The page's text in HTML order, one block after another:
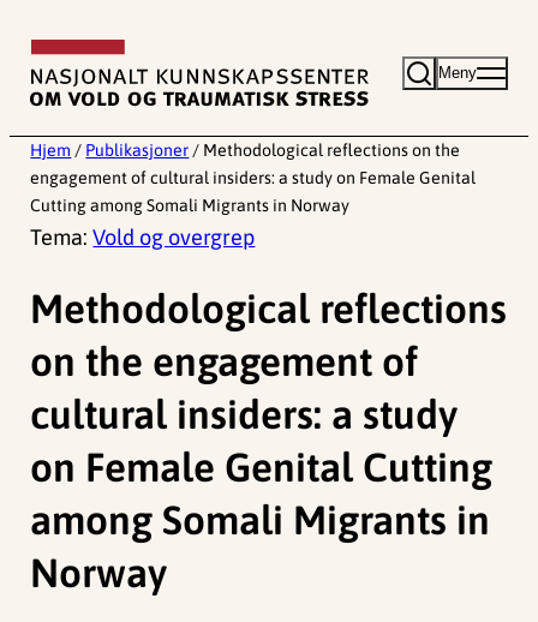
innhold
Meny
Hjem / Publikasjoner / Methodological reflections on the
engagement of cultural insiders: a study on Female Genital
Cutting among Somali Migrants in Norway
Tema:Vold og overgrep
Methodological reflections
on the engagement of
cultural insiders: a study
on Female Genital Cutting
among Somali Migrants in
Norway